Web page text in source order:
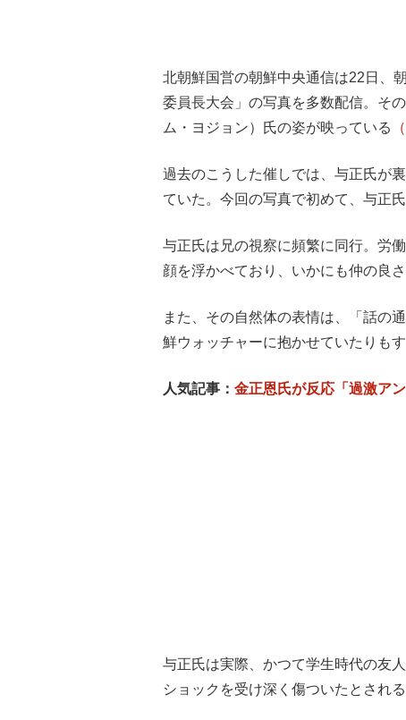
北朝鮮国営の朝鮮中央通信は22日、
委員長大会」の写真を多数配信。そ
ム・ヨジョン）氏の姿が映っている
過去のこうした催しでは、与正氏が
ていた。今回の写真で初めて、与正
与正氏は兄の視察に頻繁に同行。労
顔を浮かべており、いかにも仲の良さ
また、その自然体の表情は、「話の
鮮ウォッチャーに抱かせていたりもす
人気記事： 金正恩氏が反応「過激ア
与正氏は実際、かつて学生時代の友
ショックを受け深く傷ついたとされる